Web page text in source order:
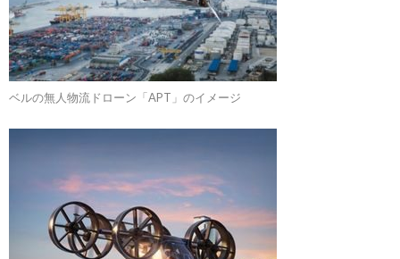
ベルの無人物流ドローン「APT」のイメージ